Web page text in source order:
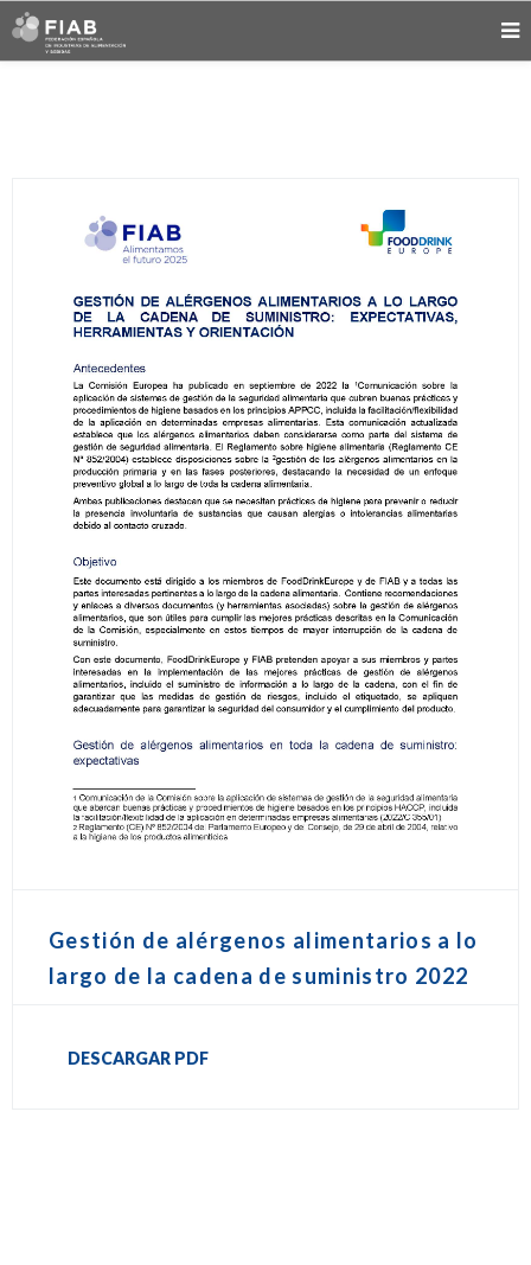
Gestión de alérgenos alimentarios a lo
largo de la cadena de suministro 2022
DESCARGAR PDF